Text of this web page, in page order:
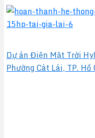
Dự án Điện Mặt Trời
Phường Cát Lái, TP.